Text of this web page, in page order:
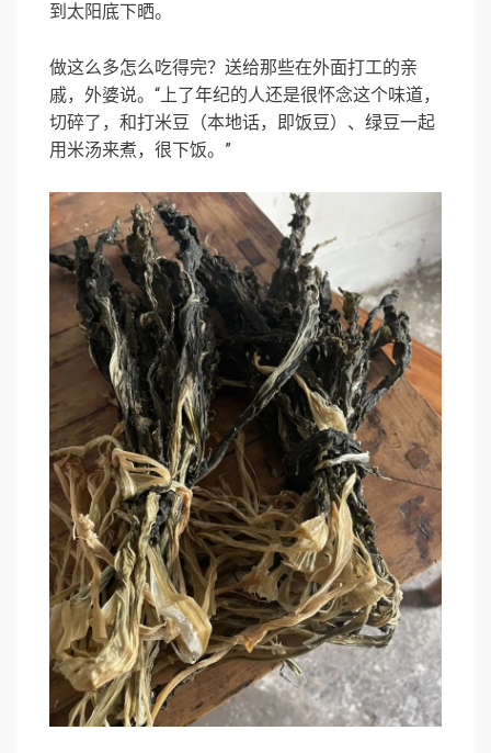
到太阳底下晒。
做这么多怎么吃得完？送给那些在外面打工的亲
戚，外婆说。“上了年纪的人还是很怀念这个味道，
切碎了，和打米豆（本地话，即饭豆）、绿豆一起
用米汤来煮，很下饭。”